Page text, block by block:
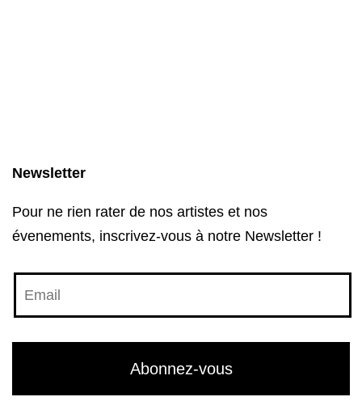
Newsletter
Pour ne rien rater de nos artistes et nos
évenements, inscrivez-vous à notre Newsletter !